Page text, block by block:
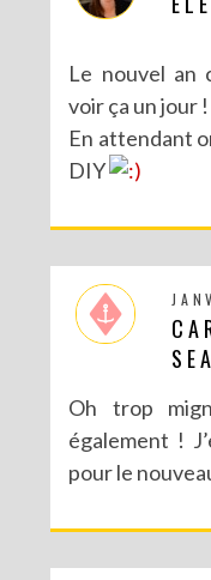
Le nouvel an
voir ça un jour !
En attendant
DIY
SEA
Oh trop
également !
pour le